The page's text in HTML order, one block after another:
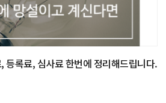
등록료, 심사료 한번에 정리해드립니다.